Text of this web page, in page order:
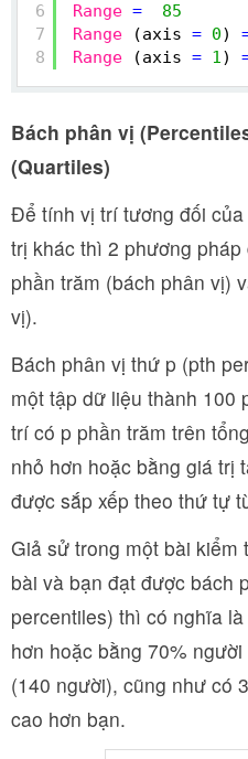
6
7
8
Range =
85
Range
(axis = 0)
Range
(axis = 1)
Bách phân vị
(Quartiles)
Để tính vị trí tương đối
trị khác thì 2 phương
phần trăm (bách phân vị)
vị).
Bách phân vị thứ p (pth
một tập dữ liệu thành 100
trí có p phần trăm trên
nhỏ hơn hoặc bằng giá trị
được sắp xếp theo thứ tự
Giả sử trong một bài kiểm
bài và bạn đạt được bách
percentiles) thì có nghĩa
hơn hoặc bằng 70%
(140 người), cũng như có
cao hơn bạn.